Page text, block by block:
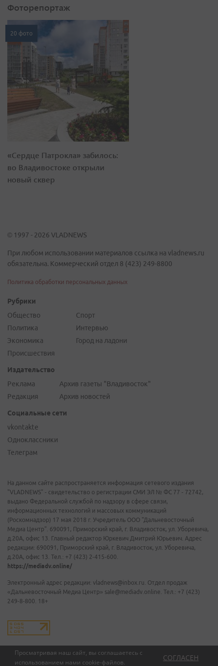
Просматривая наш сайт, вы соглашаетесь с
использованием нами cookie-файлов.
СОГЛАСЕН
Фоторепортаж
20 фото
«Сердце Патрокла» забилось:
во Владивостоке открыли
новый сквер
© 1997 - 2026 VLADNEWS
При любом использовании материалов ссылка на vladnews.ru
обязательна. Коммерческий отдел 8 (423) 249-8800
Политика обработки персональных данных
Рубрики
Общество
Политика
Экономика
Происшествия
Спорт
Интервью
Город на ладони
Издательство
Реклама
Редакция
Архив газеты "Владивосток"
Архив новостей
Социальные сети
vkontakte
Одноклассники
Телеграм
На данном сайте распространяется информация сетевого издания
"VLADNEWS" - свидетельство о регистрации СМИ ЭЛ № ФС 77 - 72742,
выдано Федеральной службой по надзору в сфере связи,
информационных технологий и массовых коммуникаций
(Роскомнадзор) 17 мая 2018 г. Учредитель ООО "Дальневосточный
Медиа Центр". 690091, Приморский край, г. Владивосток, ул. Уборевича,
д.20А, офис 13. Главный редактор Юркевич Дмитрий Юрьевич. Адрес
редакции: 690091, Приморский край, г. Владивосток, ул. Уборевича,
д.20А, офис 13. Тел.: +7 (423) 2-415-600.
https://mediadv.online/
Электронный адрес редакции: vladnews@inbox.ru. Отдел продаж
«Дальневосточный Медиа Центр» sale@mediadv.online. Тел.: +7 (423)
249-8-800. 18+